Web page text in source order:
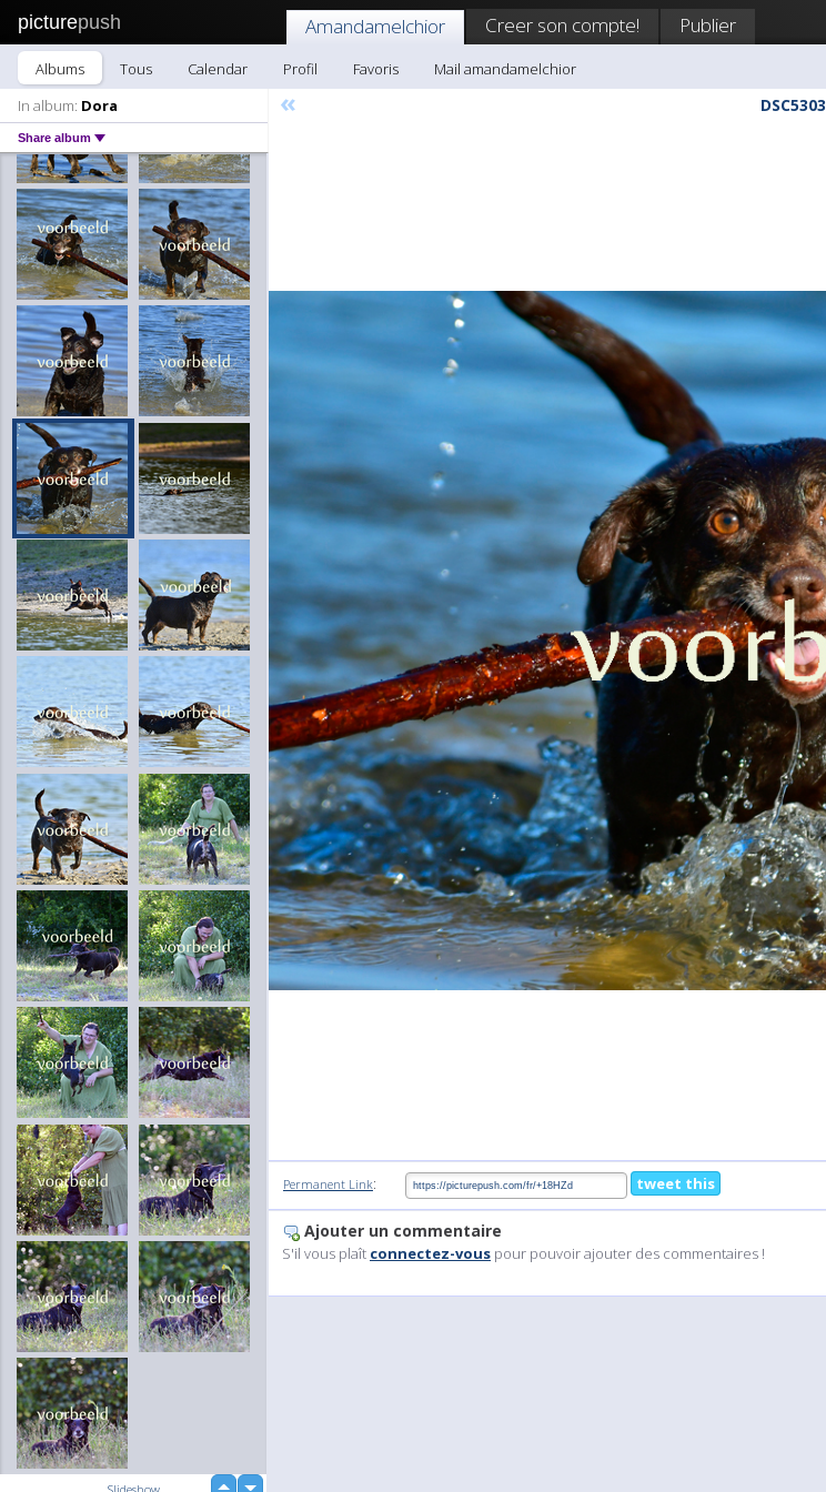
picturepush Amandamelchior Creer son compte! Publier
Albums Tous Calendar Profil Favoris
Mail amandamelchior
In album: Dora
Share album
« DSC5303
Permanent Link: tweet this
Ajouter un commentaire
S'il vous plaît connectez-vous pour pouvoir ajouter des commentaires !